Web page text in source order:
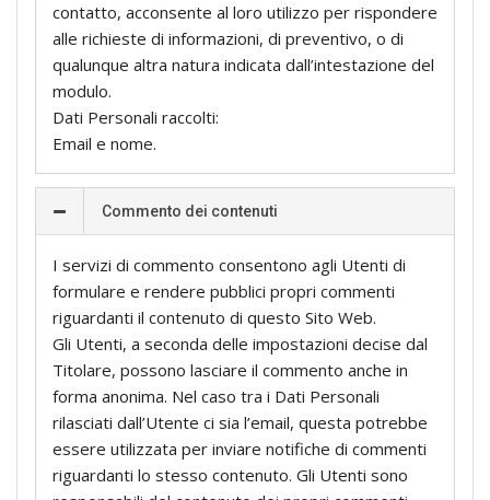
contatto, acconsente al loro utilizzo per rispondere
alle richieste di informazioni, di preventivo, o di
qualunque altra natura indicata dall’intestazione del
modulo.
Dati Personali raccolti:
Email e nome.
Commento dei contenuti
I servizi di commento consentono agli Utenti di
formulare e rendere pubblici propri commenti
riguardanti il contenuto di questo Sito Web.
Gli Utenti, a seconda delle impostazioni decise dal
Titolare, possono lasciare il commento anche in
forma anonima. Nel caso tra i Dati Personali
rilasciati dall’Utente ci sia l’email, questa potrebbe
essere utilizzata per inviare notifiche di commenti
riguardanti lo stesso contenuto. Gli Utenti sono